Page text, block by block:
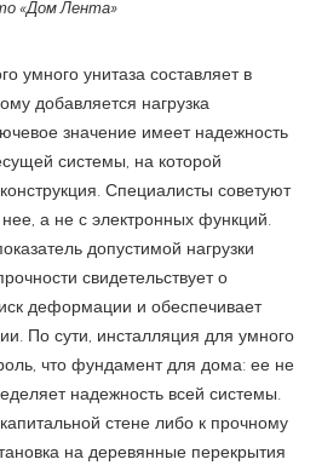
«Дом Лента»
умного унитаза составляет в
добавляется нагрузка
значение имеет надежность
системы, на которой
Специалисты советуют
а не с электронных функций.
допустимой нагрузки
свидетельствует о
деформации и обеспечивает
По сути, инсталляция для умного
что фундамент для дома: ее не
надежность всей системы.
стене либо к прочному
на деревянные перекрытия